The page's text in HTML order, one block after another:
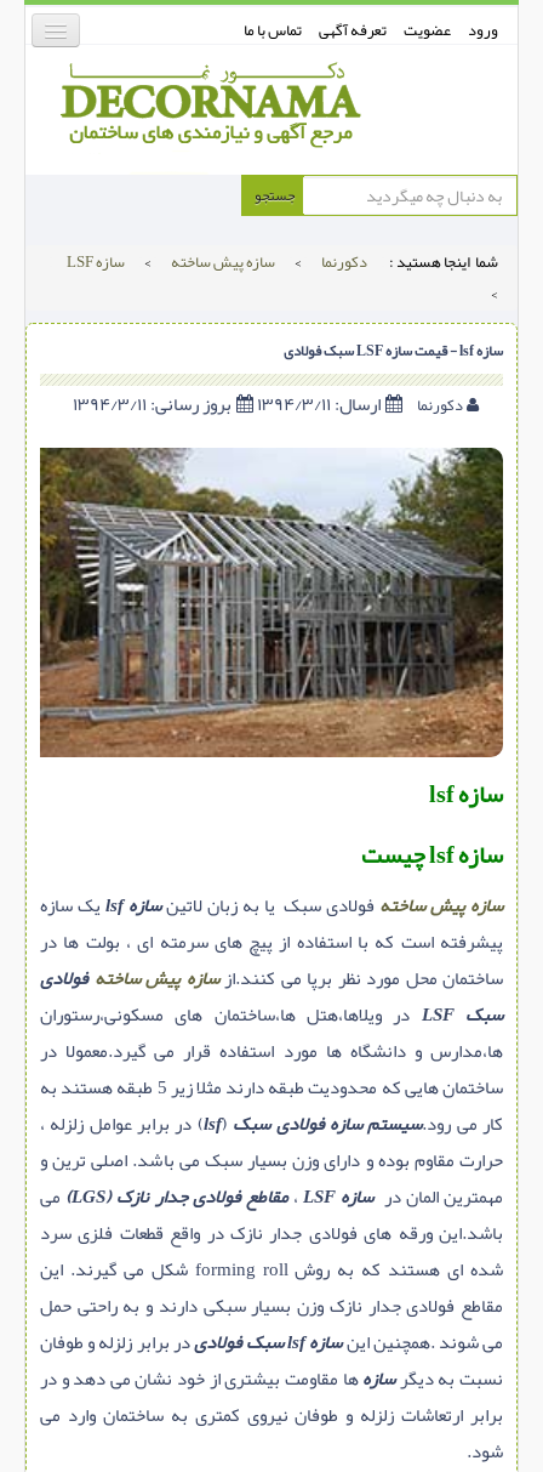
ورود عضویت تعرفه آگهی تماس با ما
دکورنما
دیوارپوش
دکوراسیون داخلی
درب و پنجره
بتن-بتون
شهری ترافیکی
ساخت و ساز
مصالح ساختمانی
سازه پیش ساخته
سنگ ساختمانی
عایق ساختمان
سرویس بهداشتی
پله,نرده,حفاظ
تاسیسات ساختمان
ابزار آلات ساختمانی
تعمیر و نگهداری ساختمان
محوطه سازی و نما
ماشین آلات ساختمانی
ژئوتکنیک
متفرقه
جستجو
شما اینجا هستید : دکورنما > سازه پیش ساخته >
سازه LSF
>
سازه lsf - قیمت سازه LSF سبک فولادی
دکورنما ارسال:۱۳۹۴/۳/۱۱ بروز رسانی:
سازه lsf
سازه lsf چیست
سازه پیش ساخته فولادی سبک یا به زبان لاتینسازه lsf
یک سازه
پيشرفته است که با استفاده از پیچ های سرمته ای ، بولت ها در
ساختمان محل مورد نظر برپا می کنند.ازسازه پیش ساختهفولادی
سبک LSF
در ويلاها،هتل ها،ساختمان های مسكونی،رستوران
ها،مدارس و دانشگاه ها مورد استفاده قرار می گیرد.معمولا در
ساختمان هایی که محدودیت طبقه دارند مثلا زیر 5 طبقه هستند به
کار می رود.سیستم سازه فولادی سبک (
lsf) در برابر عوامل زلزله ،
حرارت مقاوم بوده و دارای وزن بسیار سبک می باشد. اصلی ترین و
مهمترین المان درسازه LSF ،مقاطع فولادی جدار نازک (LGS)
می
باشد.این ورقه های فولادی جدار نازک در واقع قطعات فلزی سرد
شده ای هستند که به روش forming roll شکل می گیرند. این
مقاطع فولادی جدار نازک وزن بسیار سبکی دارند و به راحتی حمل
می شوند .همچنین اینسازه lsf سبک فولادی
در برابر زلزله و طوفان
نسبت به دیگرسازهها مقاومت بیشتری از خود نشان می دهد و در
برابر ارتعاشات زلزله و طوفان نیروی کمتری به ساختمان وارد می
شود.